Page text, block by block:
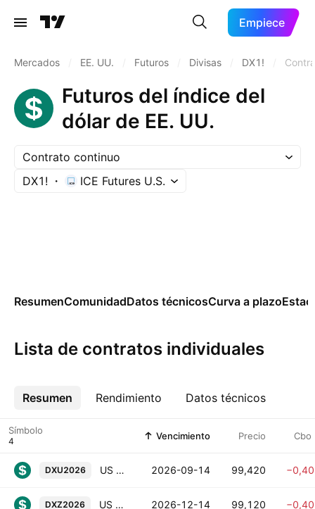
Empiece
Mercados EE. UU. Futuros Divisas DX1!
Futuros del índice del
dólar de EE. UU.
Contrato continuo
DX1!
ICE Futures U.S.
ResumenComunidadDatos técnicosCurva a plazo
Lista de contratos individuales
Resumen Rendimiento Datos técnicos
Más
Símbolo Vencimiento Precio Cbo
DXU2026 US Dollar Index® Futures (Sep 2026) 2026-09-14 99,420
DXZ2026 US Dollar Index® Futures (Dec 2026) 2026-12-14 99,120